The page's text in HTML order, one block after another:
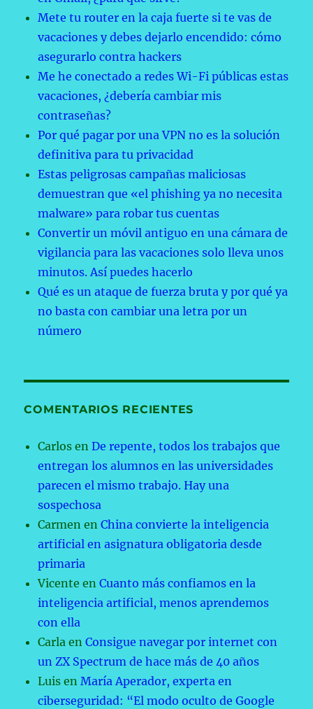
Mete tu router en la caja fuerte si te vas de
vacaciones y debes dejarlo encendido: cómo
asegurarlo contra hackers
Me he conectado a redes Wi-Fi públicas estas
vacaciones, ¿debería cambiar mis
contraseñas?
Por qué pagar por una VPN no es la solución
definitiva para tu privacidad
Estas peligrosas campañas maliciosas
demuestran que «el phishing ya no necesita
malware» para robar tus cuentas
Convertir un móvil antiguo en una cámara de
vigilancia para las vacaciones solo lleva unos
minutos. Así puedes hacerlo
Qué es un ataque de fuerza bruta y por qué ya
no basta con cambiar una letra por un
número
COMENTARIOS RECIENTES
Carlos enDe repente, todos los trabajos que
entregan los alumnos en las universidades
parecen el mismo trabajo. Hay una
sospechosa
Carmen enChina convierte la inteligencia
artificial en asignatura obligatoria desde
primaria
Vicente enCuanto más confiamos en la
inteligencia artificial, menos aprendemos
con ella
Carla enConsigue navegar por internet con
un ZX Spectrum de hace más de 40 años
Luis enMaría Aperador, experta en
ciberseguridad: “El modo oculto de Google